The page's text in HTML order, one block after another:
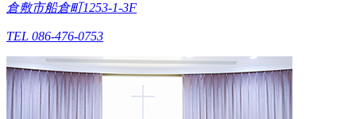
倉敷市船倉町1253-1-3F
TEL 086-476-0753